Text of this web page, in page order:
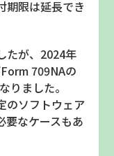
期限は延長でき
が、 2024年
Form 709NAの
りました。
のソフトウェア
要なケースもあ